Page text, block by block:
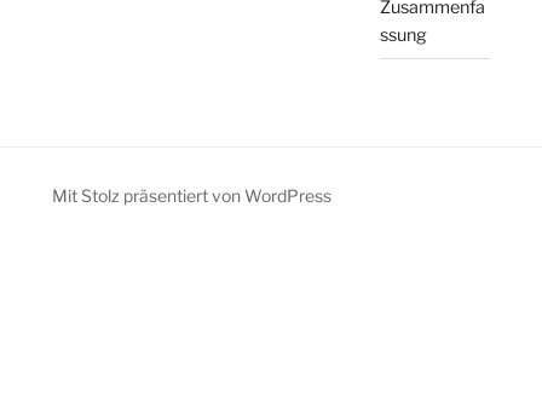
Zusammenfa
ssung
Mit Stolz präsentiert von WordPress